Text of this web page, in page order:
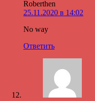
Roberthen
25.11.2020 в 14:02
No way
Ответить